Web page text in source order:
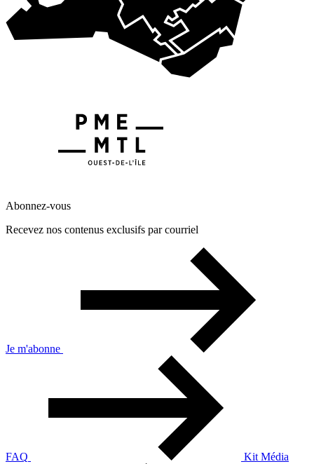
Abonnez-vous
Recevez nos contenus exclusifs par courriel
Je m'abonne
FAQ Kit Média